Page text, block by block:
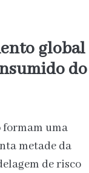
global
do
formam uma
metade da
de risco